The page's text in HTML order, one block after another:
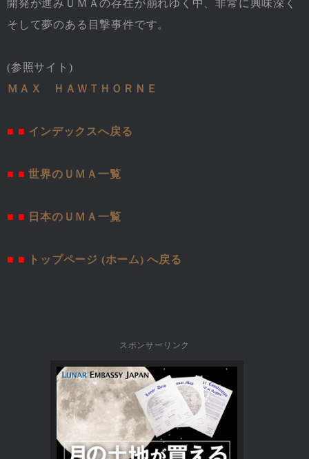
開発が進みＵＭＡの存在が崩れゆく中、非常に興味深く
そして夢のある目撃事件です。
(参照サイト)
ＭＡＸ ＨＡＷＴＨＯＲＮＥ
■ ■ インデックスへ戻る
■ ■ 世界のＵＭＡ一覧
■ ■ 日本のＵＭＡ一覧
■ ■ トップページ (ホーム) へ戻る
スポンサーリンク